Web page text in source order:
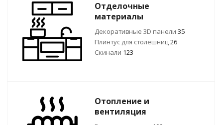
Отделочные
материалы
Декоративные 3D панели 35
Плинтус для столешниц26
Скинали 123
Отопление и
вентиляция